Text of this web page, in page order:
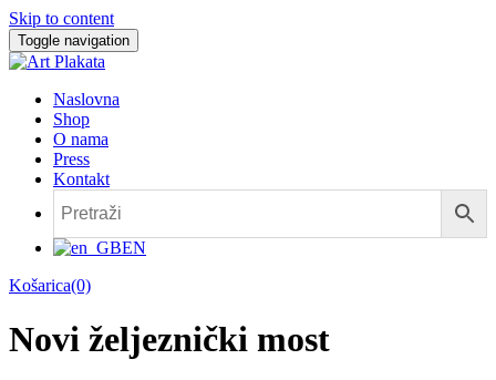
Skip to content
Toggle navigation
Naslovna
Shop
O nama
Press
Kontakt
EN
Košarica(0)
Novi željeznički most